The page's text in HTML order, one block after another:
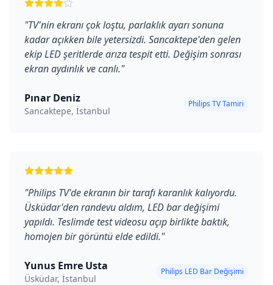
"TV'nin ekranı çok loştu, parlaklık ayarı sonuna
kadar açıkken bile yetersizdi. Sancaktepe'den gelen
ekip LED şeritlerde arıza tespit etti. Değişim sonrası
ekran aydınlık ve canlı."
Pınar Deniz
Sancaktepe, İstanbul
Philips TV Tamiri
"Philips TV'de ekranın bir tarafı karanlık kalıyordu.
Üsküdar'den randevu aldım, LED bar değişimi
yapıldı. Teslimde test videosu açıp birlikte baktık,
homojen bir görüntü elde edildi."
Yunus Emre Usta
Üsküdar, İstanbul
Philips LED Bar Değişimi